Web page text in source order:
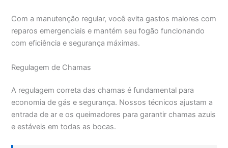
Com a manutenção regular, você evita gastos maiores com
reparos emergenciais e mantém seu fogão funcionando
com eficiência e segurança máximas.
Regulagem de Chamas
A regulagem correta das chamas é fundamental para
economia de gás e segurança. Nossos técnicos ajustam a
entrada de ar e os queimadores para garantir chamas azuis
e estáveis em todas as bocas.